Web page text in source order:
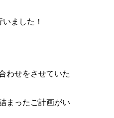
ました！
わせをさせていた
まったご計画がい